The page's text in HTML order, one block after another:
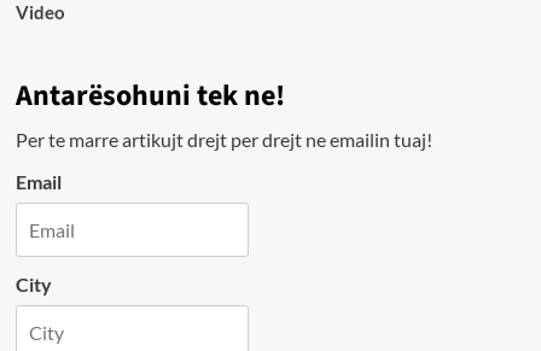
Video
Antarësohuni tek ne!
Per te marre artikujt drejt per drejt ne emailin tuaj!
Email
City